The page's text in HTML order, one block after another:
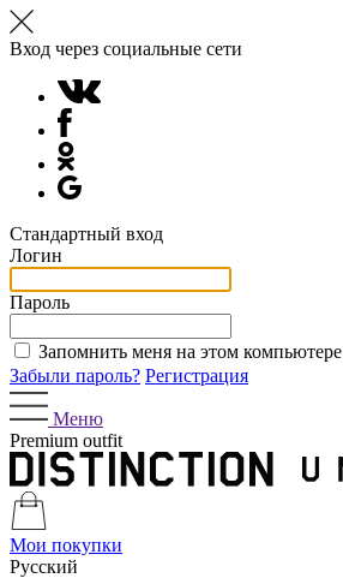
Вход через социальные сети
Стандартный вход
Логин
Пароль
Запомнить меня на этом компьютере
Забыли пароль? Регистрация
Меню
Premium outfit
Мои покупки
Русский